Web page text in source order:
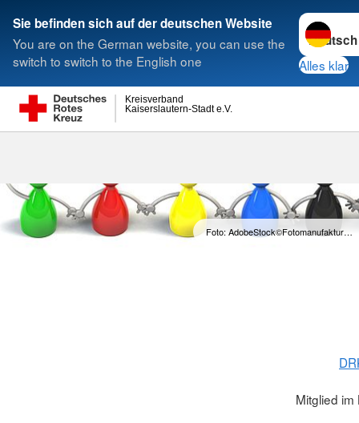
Sie befinden sich auf der deutschen Website
You are on the German website, you can use the
switch to switch to the English one
Sprache
Alles klar
Kaiserslautern-Stadt e.V.
Kreisverband
Suche
Foto: AdobeStock©Fotomanufaktur…
Mitglied